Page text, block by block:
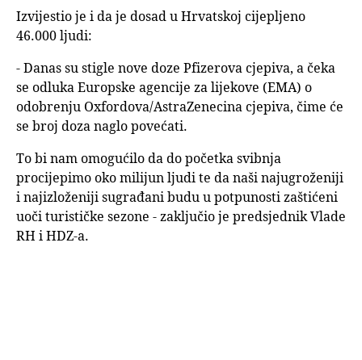
Izvijestio je i da je dosad u Hrvatskoj cijepljeno
46.000 ljudi:
- Danas su stigle nove doze Pfizerova cjepiva, a čeka
se odluka Europske agencije za lijekove (EMA) o
odobrenju Oxfordova/AstraZenecina cjepiva, čime će
se broj doza naglo povećati.
To bi nam omogućilo da do početka svibnja
procijepimo oko milijun ljudi te da naši najugroženiji
i najizloženiji sugrađani budu u potpunosti zaštićeni
uoči turističke sezone - zaključio je predsjednik Vlade
RH i HDZ-a.